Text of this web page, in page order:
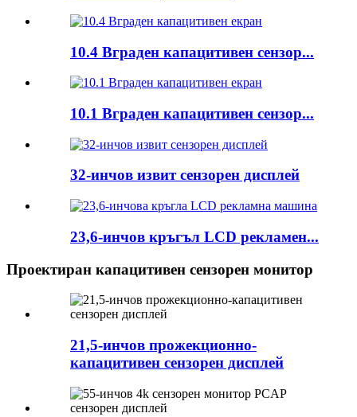
10.4 Вграден капацитивен сензор...
10.1 Вграден капацитивен сензор...
32-инчов извит сензорен дисплей
23,6-инчов кръгъл LCD рекламен...
Проектиран капацитивен сензорен монитор
21,5-инчов прожекционно-
капацитивен сензорен дисплей